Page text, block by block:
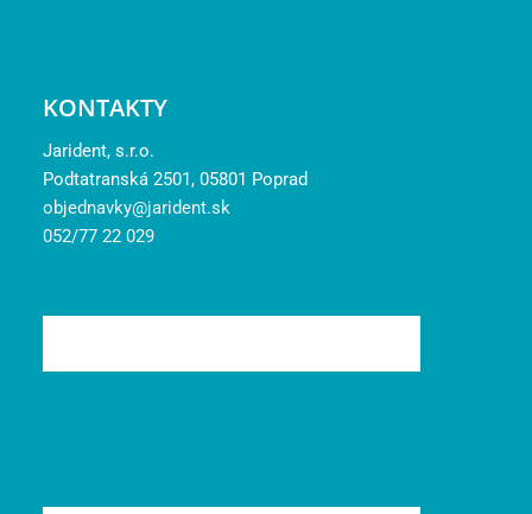
KONTAKTY
Jarident, s.r.o.
Podtatranská 2501, 05801 Poprad
objednavky@jarident.sk
052/77 22 029